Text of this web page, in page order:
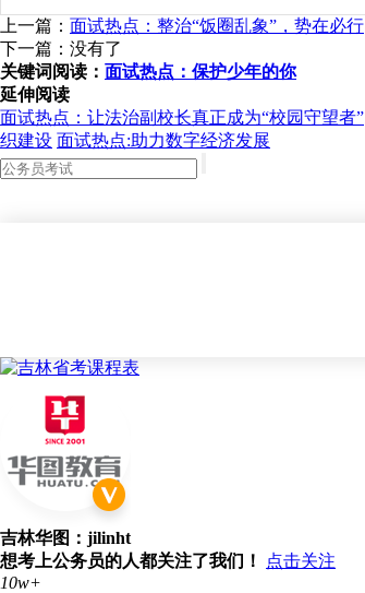
上一篇： 面试热点：整治“饭圈乱象”，势在必行
下一篇：没有了
关键词阅读： 面试热点：保护少年的你
延伸阅读
面试热点：让法治副校长真正成为“校园守望者”
织建设 面试热点:助力数字经济发展
吉林华图：jilinht
想考上公务员的人都关注了我们！
点击关注
10w+